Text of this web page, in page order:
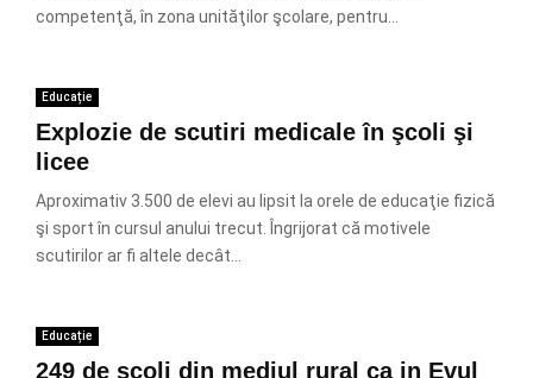
competenţă, în zona unităţilor şcolare, pentru...
Educație
Explozie de scutiri medicale în şcoli şi
licee
Aproximativ 3.500 de elevi au lipsit la orele de educaţie fizică
şi sport în cursul anului trecut. Îngrijorat că motivele
scutirilor ar fi altele decât...
Educație
249 de scoli din mediul rural ca in Evul